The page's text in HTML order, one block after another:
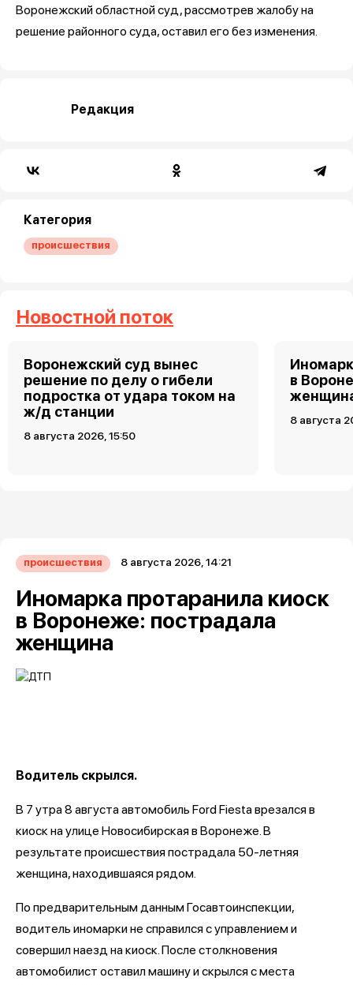
Воронежский областной суд, рассмотрев жалобу на
решение районного суда, оставил его без изменения.
Редакция
Категория
происшествия
Новостной поток
Воронежский суд вынес
решение по делу о гибели
подростка от удара током на
ж/д станции
8 августа 2026, 15:50
в
8 августа
происшествия 8 августа 2026, 14:21
Иномарка протаранила киоск
в Воронеже: пострадала
женщина
Водитель скрылся.
В 7 утра 8 августа автомобиль Ford Fiesta врезался в
киоск на улице Новосибирская в Воронеже. В
результате происшествия пострадала 50-летняя
женщина, находившаяся рядом.
По предварительным данным Госавтоинспекции,
водитель иномарки не справился с управлением и
совершил наезд на киоск. После столкновения
автомобилист оставил машину и скрылся с места